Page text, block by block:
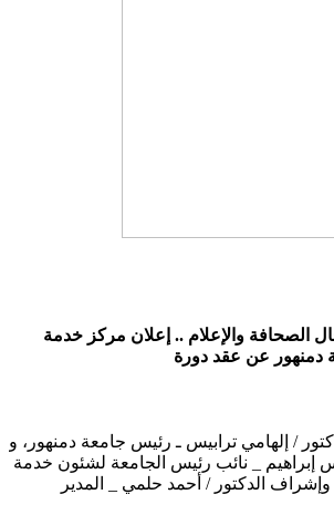
الصحافة والإعلام .. إعلان مركز خدمة
دمنهور عن عقد دورة
تحت رعاية الأستاذ الدكتور / إلهامي ترابيس ـ رئيس جامعة دمنهور، و
إبراهيم _ نائب رئيس الجامعة لشئون خدمة
وإشراف الدكتور / أحمد حلمي _ المدير